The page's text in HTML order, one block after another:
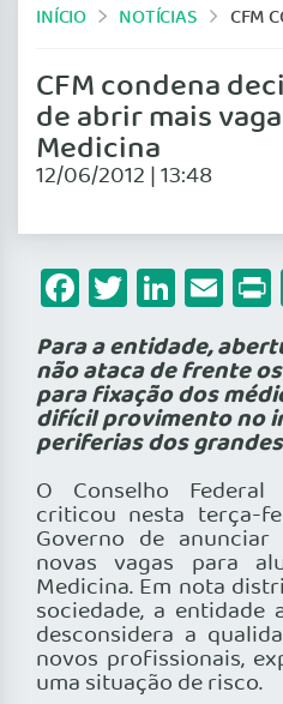
INÍCIO NOTÍCIAS CFM CONDENA
CFM condena
de abrir mais
Medicina
12/06/2012 | 13:48
Facebook
Twitter
Para a entidade,
não ataca de frente
para fixação dos
difícil provimento no
periferias dos
O Conselho Federal
criticou nesta terça-
Governo de
novas vagas para
Medicina. Em nota
sociedade, a
desconsidera a
novos profissionais,
uma situação de risco.